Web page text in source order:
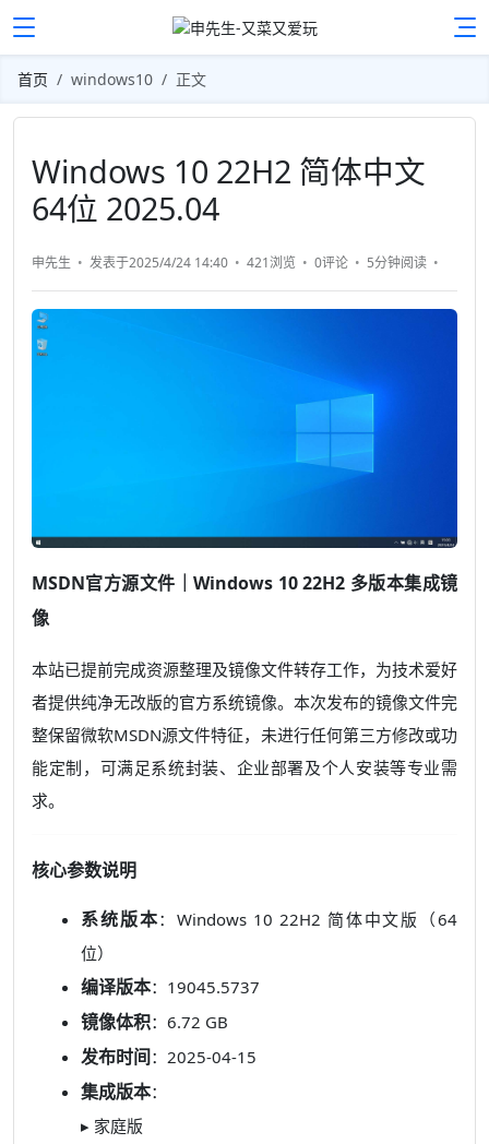
首页 windows10 正文
Windows 10 22H2 简体中文
64位 2025.04
申先生 发表于2025/4/24 14:40 421浏览 0评论 5分钟阅读
MSDN官方源文件｜Windows 10 22H2 多版本集成镜
像
本站已提前完成资源整理及镜像文件转存工作，为技术爱好
者提供纯净无改版的官方系统镜像。本次发布的镜像文件完
整保留微软MSDN源文件特征，未进行任何第三方修改或功
能定制，可满足系统封装、企业部署及个人安装等专业需
求。
核心参数说明
系统版本：Windows 10 22H2 简体中文版（64
位）
编译版本：19045.5737
镜像体积：6.72 GB
发布时间：2025-04-15
集成版本：
▸ 家庭版